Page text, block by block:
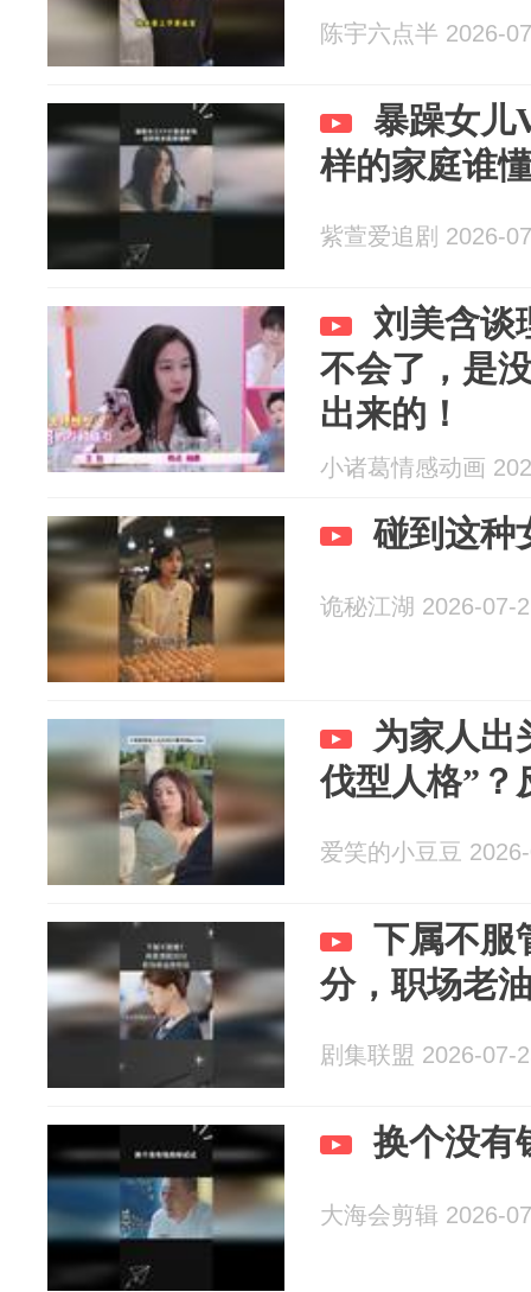
陈宇六点半 2026-
暴躁女儿
样的家庭谁
紫萱爱追剧 2026-
刘美含谈
不会了，是
出来的！
小诸葛情感动画
碰到这种
诡秘江湖 2026-07-
为家人出
伐型人格”？
爱笑的小豆豆
下属不服
分，职场老
剧集联盟 2026-07-
换个没有
大海会剪辑 2026-